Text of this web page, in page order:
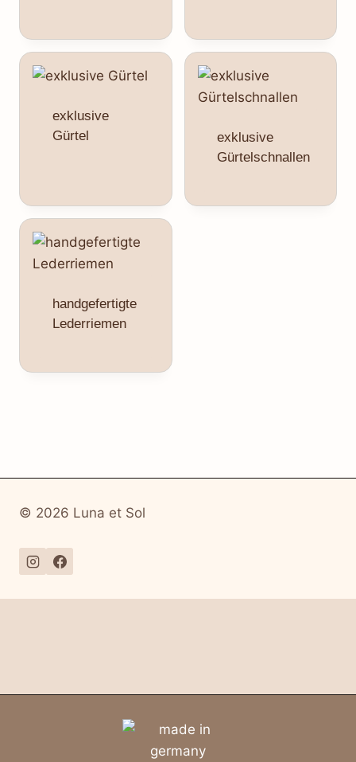
exklusive
Gürtel
exklusive
Gürtelschnallen
handgefertigte
Lederriemen
© 2026 Luna et Sol